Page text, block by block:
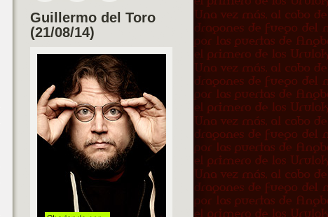
Guillermo del Toro
(21/08/14)